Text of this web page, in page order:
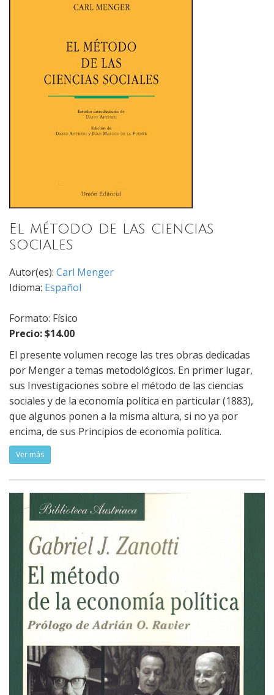
El método de las ciencias
sociales
Autor(es): Carl Menger
Idioma: Español
Formato: Físico
Precio: $14.00
El presente volumen recoge las tres obras dedicadas
por Menger a temas metodológicos. En primer lugar,
sus Investigaciones sobre el método de las ciencias
sociales y de la economía política en particular (1883),
que algunos ponen a la misma altura, si no ya por
encima, de sus Principios de economía política.
Ver más